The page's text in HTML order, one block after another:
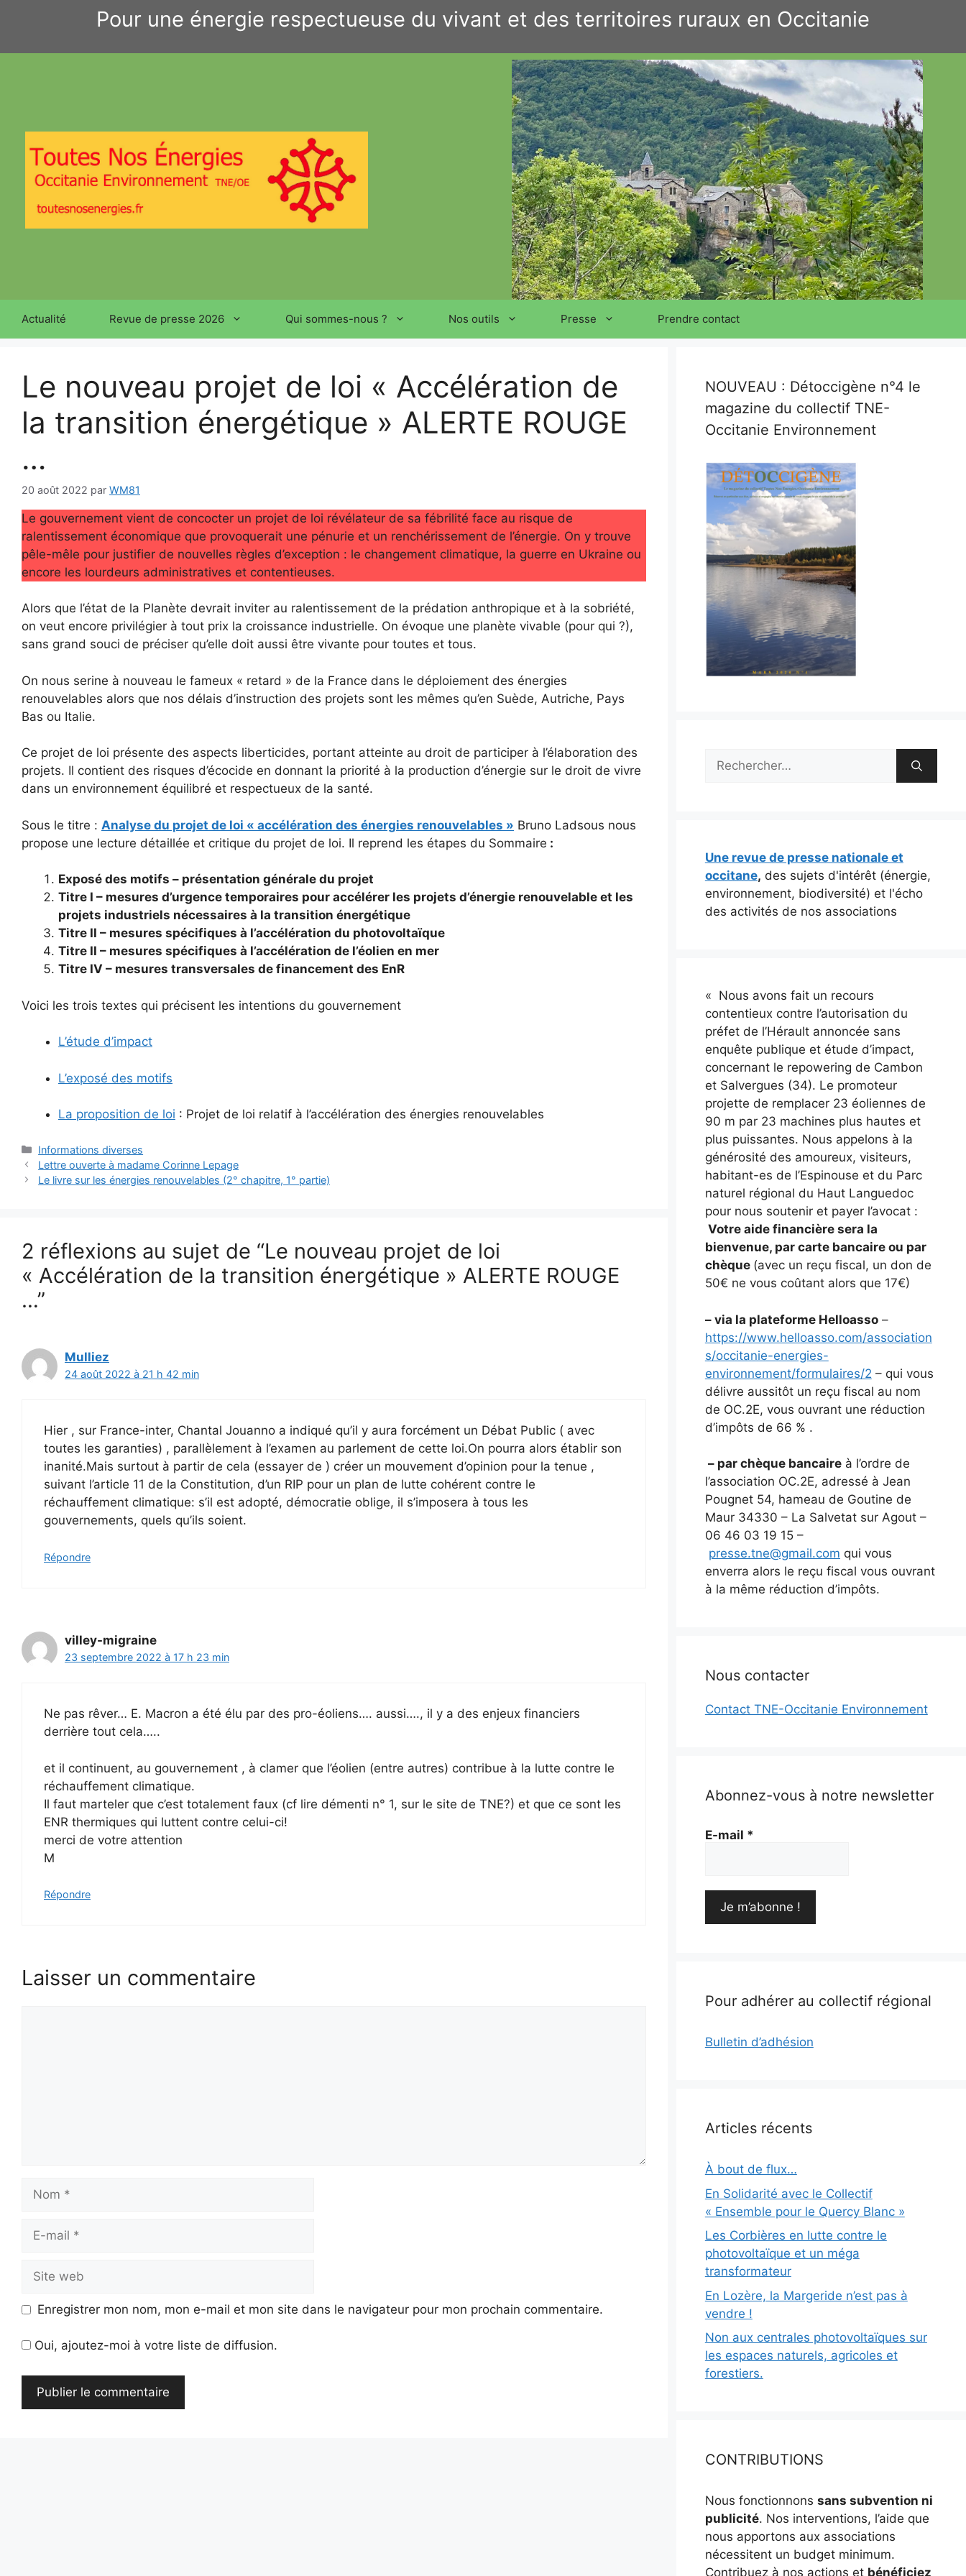
Pour une énergie respectueuse du vivant et des territoires ruraux en Occitanie
Actualité Revue de presse 2026 Qui sommes-nous ? Nos outils Presse Prendre contact
Le nouveau projet de loi « Accélération de
la transition énergétique » ALERTE ROUGE
…
20 août 2022 par WM81
Le gouvernement vient de concocter un projet de loi révélateur de sa fébrilité face au risque de
ralentissement économique que provoquerait une pénurie et un renchérissement de l’énergie. On y trouve
pêle-mêle pour justifier de nouvelles règles d’exception : le changement climatique, la guerre en Ukraine ou
encore les lourdeurs administratives et contentieuses.
Alors que l’état de la Planète devrait inviter au ralentissement de la prédation anthropique et à la sobriété,
on veut encore privilégier à tout prix la croissance industrielle. On évoque une planète vivable (pour qui ?),
sans grand souci de préciser qu’elle doit aussi être vivante pour toutes et tous.
On nous serine à nouveau le fameux « retard » de la France dans le déploiement des énergies
renouvelables alors que nos délais d’instruction des projets sont les mêmes qu’en Suède, Autriche, Pays
Bas ou Italie.
Ce projet de loi présente des aspects liberticides, portant atteinte au droit de participer à l’élaboration des
projets. Il contient des risques d’écocide en donnant la priorité à la production d’énergie sur le droit de vivre
dans un environnement équilibré et respectueux de la santé.
Sous le titre : Analyse du projet de loi « accélération des énergies renouvelables » Bruno Ladsous nous
propose une lecture détaillée et critique du projet de loi. Il reprend les étapes du Sommaire :
Exposé des motifs – présentation générale du projet
Titre I – mesures d’urgence temporaires pour accélérer les projets d’énergie renouvelable et les
projets industriels nécessaires à la transition énergétique
Titre II – mesures spécifiques à l’accélération du photovoltaïque
Titre II – mesures spécifiques à l’accélération de l’éolien en mer
Titre IV – mesures transversales de financement des EnR
Voici les trois textes qui précisent les intentions du gouvernement
L’étude d’impact
L’exposé des motifs
La proposition de loi : Projet de loi relatif à l’accélération des énergies renouvelables
Catégories
Informations diverses
Lettre ouverte à madame Corinne Lepage
Le livre sur les énergies renouvelables (2° chapitre, 1° partie)
2 réflexions au sujet de “Le nouveau projet de loi
« Accélération de la transition énergétique » ALERTE ROUGE
…”
Mulliez
24 août 2022 à 21 h 42 min
Hier , sur France-inter, Chantal Jouanno a indiqué qu’il y aura forcément un Débat Public ( avec
toutes les garanties) , parallèlement à l’examen au parlement de cette loi.On pourra alors établir son
inanité.Mais surtout à partir de cela (essayer de ) créer un mouvement d’opinion pour la tenue ,
suivant l’article 11 de la Constitution, d’un RIP pour un plan de lutte cohérent contre le
réchauffement climatique: s’il est adopté, démocratie oblige, il s’imposera à tous les
gouvernements, quels qu’ils soient.
Répondre
villey-migraine
23 septembre 2022 à 17 h 23 min
Ne pas rêver… E. Macron a été élu par des pro-éoliens…. aussi…., il y a des enjeux financiers
derrière tout cela…..
et il continuent, au gouvernement , à clamer que l’éolien (entre autres) contribue à la lutte contre le
réchauffement climatique.
Il faut marteler que c’est totalement faux (cf lire démenti n° 1, sur le site de TNE?) et que ce sont les
ENR thermiques qui luttent contre celui-ci!
merci de votre attention
M
Répondre
Laisser un commentaire
mail
web
Enregistrer mon nom, mon e-mail et mon site dans le navigateur pour mon prochain commentaire.
Oui, ajoutez-moi à votre liste de diffusion.
NOUVEAU : Détoccigène n°4 le
magazine du collectif TNE-
Occitanie Environnement
Rechercher :
Une revue de presse nationale et
occitane, des sujets d'intérêt (énergie,
environnement, biodiversité) et l'écho
des activités de nos associations
« Nous avons fait un recours
contentieux contre l’autorisation du
préfet de l’Hérault annoncée sans
enquête publique et étude d’impact,
concernant le repowering de Cambon
et Salvergues (34). Le promoteur
projette de remplacer 23 éoliennes de
90 m par 23 machines plus hautes et
plus puissantes. Nous appelons à la
générosité des amoureux, visiteurs,
habitant-es de l’Espinouse et du Parc
naturel régional du Haut Languedoc
pour nous soutenir et payer l’avocat :
Votre aide financière sera la
bienvenue, par carte bancaire ou par
chèque (avec un reçu fiscal, un don de
50€ ne vous coûtant alors que 17€)
– via la plateforme Helloasso–
https://www.helloasso.com/association
s/occitanie-energies-
environnement/formulaires/2 – qui vous
délivre aussitôt un reçu fiscal au nom
de OC.2E, vous ouvrant une réduction
d’impôts de 66 % .
– par chèque bancaireà l’ordre de
l’association OC.2E, adressé à Jean
Pougnet 54, hameau de Goutine de
Maur 34330 – La Salvetat sur Agout –
06 46 03 19 15 –
presse.tne@gmail.com qui vous
enverra alors le reçu fiscal vous ouvrant
à la même réduction d’impôts.
Nous contacter
Contact TNE-Occitanie Environnement
Abonnez-vous à notre newsletter
E-mail *
Pour adhérer au collectif régional
Bulletin d’adhésion
Articles récents
À bout de flux…
En Solidarité avec le Collectif
« Ensemble pour le Quercy Blanc »
Les Corbières en lutte contre le
photovoltaïque et un méga
transformateur
En Lozère, la Margeride n’est pas à
vendre !
Non aux centrales photovoltaïques sur
les espaces naturels, agricoles et
forestiers.
CONTRIBUTIONS
Nous fonctionnons sans subvention ni
publicité. Nos interventions, l’aide que
nous apportons aux associations
nécessitent un budget minimum.
Contribuez à nos actions et bénéficiez